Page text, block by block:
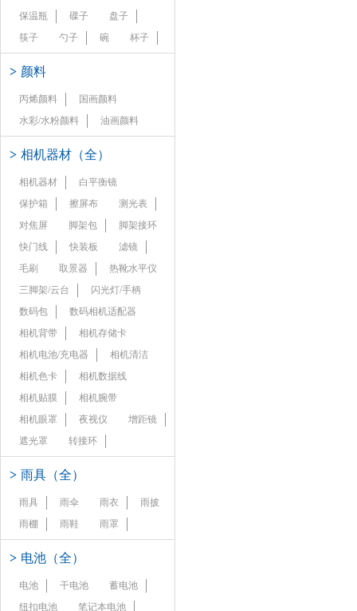
保温瓶 碟子
盘子
筷子
勺子 碗 杯子
> 颜料
丙烯颜料
国画颜料
水彩/水粉颜料
油画颜料
> 相机器材（全）
相机器材
白平衡镜
保护箱
擦屏布
测光表
对焦屏
脚架包
脚架接环
快门线
快装板
滤镜
毛刷
取景器
热靴水平仪
三脚架/云台
闪光灯/手柄
数码包
数码相机适配器
相机背带
相机存储卡
相机电池/充电器
相机清洁
相机色卡
相机数据线
相机贴膜
相机腕带
相机眼罩
夜视仪
增距镜
遮光罩
转接环
> 雨具（全）
雨具 雨伞 雨衣
雨披
雨棚
雨鞋 雨罩
> 电池（全）
电池 干电池
蓄电池
纽扣电池
笔记本电池